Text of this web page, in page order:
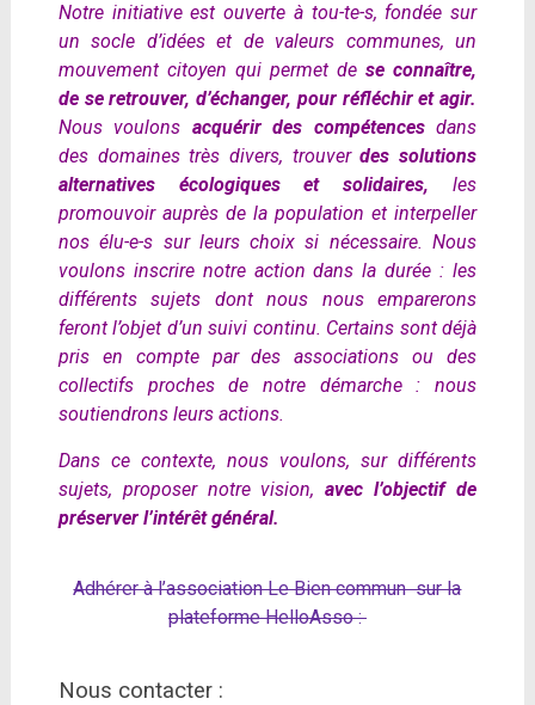
Notre initiative est ouverte à tou-te-s, fondée sur
un socle d’idées et de valeurs communes, un
mouvement citoyen qui permet dese connaître,
de se retrouver, d’échanger, pour réfléchir et agir.
Nous voulons acquérir des compétencesdans
des domaines très divers, trouverdes solutions
alternatives écologiques et solidaires, les
promouvoir auprès de la population et interpeller
nos élu-e-s sur leurs choix si nécessaire.Nous
voulons inscrire notre action dans la durée : les
différents sujets dont nous nous emparerons
feront l’objet d’un suivi continu. Certains sont déjà
pris en compte par des associations ou des
collectifs proches de notre démarche : nous
soutiendrons leurs actions.
Dans ce contexte, nous voulons, sur différents
sujets, proposer notre vision,avecl’objectif de
préserver l’intérêt général.
Adhérer à l’association Le Bien commun sur la
plateforme HelloAsso :
Nous contacter :